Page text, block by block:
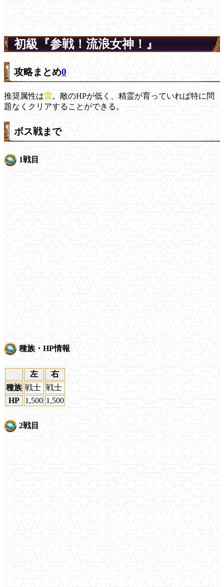
初級『参戦！流浪女神！』
攻略まとめ0
推奨属性は雷。敵のHPが低く、精霊が育っていれば特に問
題なくクリアすることができる。
ボス戦まで
1戦目
種族・HP情報
左
右
種族 戦士 戦士
HP
1,500 1,500
2戦目